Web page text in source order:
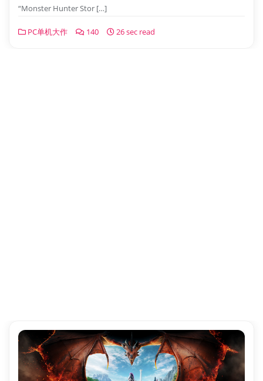
“Monster Hunter Stor […]
PC单机大作 140 26 sec read